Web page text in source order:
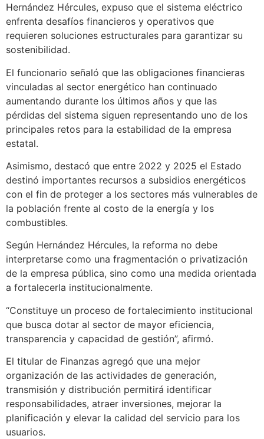
Hernández Hércules, expuso que el sistema eléctrico
enfrenta desafíos financieros y operativos que
requieren soluciones estructurales para garantizar su
sostenibilidad.
El funcionario señaló que las obligaciones financieras
vinculadas al sector energético han continuado
aumentando durante los últimos años y que las
pérdidas del sistema siguen representando uno de los
principales retos para la estabilidad de la empresa
estatal.
Asimismo, destacó que entre 2022 y 2025 el Estado
destinó importantes recursos a subsidios energéticos
con el fin de proteger a los sectores más vulnerables de
la población frente al costo de la energía y los
combustibles.
Según Hernández Hércules, la reforma no debe
interpretarse como una fragmentación o privatización
de la empresa pública, sino como una medida orientada
a fortalecerla institucionalmente.
“Constituye un proceso de fortalecimiento institucional
que busca dotar al sector de mayor eficiencia,
transparencia y capacidad de gestión”, afirmó.
El titular de Finanzas agregó que una mejor
organización de las actividades de generación,
transmisión y distribución permitirá identificar
responsabilidades, atraer inversiones, mejorar la
planificación y elevar la calidad del servicio para los
usuarios.